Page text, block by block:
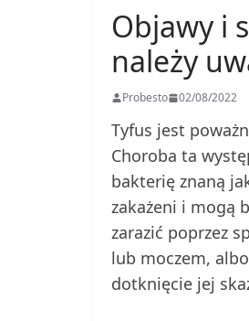
Objawy i
należy
Probesto 02/08/2022
Tyfus jest
Choroba ta
bakterię znaną
zakażeni i mogą
zarazić poprzez
lub moczem,
dotknięcie jej